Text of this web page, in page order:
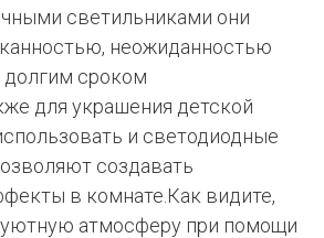
светильниками они
неожиданностью
долгим сроком
для украшения детской
и светодиодные
создавать
в комнате.Как видите,
уютную атмосферу при помощи